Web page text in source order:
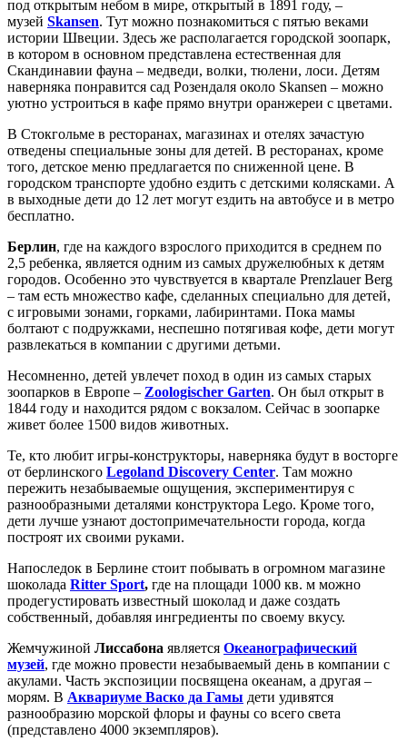
под открытым небом в мире, открытый в 1891 году, –
музей Skansen. Тут можно познакомиться с пятью веками
истории Швеции. Здесь же располагается городской зоопарк,
в котором в основном представлена естественная для
Скандинавии фауна – медведи, волки, тюлени, лоси. Детям
наверняка понравится сад Розендаля около Skansen – можно
уютно устроиться в кафе прямо внутри оранжереи с цветами.
В Стокгольме в ресторанах, магазинах и отелях зачастую
отведены специальные зоны для детей. В ресторанах, кроме
того, детское меню предлагается по сниженной цене. В
городском транспорте удобно ездить с детскими колясками. А
в выходные дети до 12 лет могут ездить на автобусе и в метро
бесплатно.
Берлин, где на каждого взрослого приходится в среднем по
2,5 ребенка, является одним из самых дружелюбных к детям
городов. Особенно это чувствуется в квартале Prenzlauer Berg
– там есть множество кафе, сделанных специально для детей,
с игровыми зонами, горками, лабиринтами. Пока мамы
болтают с подружками, неспешно потягивая кофе, дети могут
развлекаться в компании с другими детьми.
Несомненно, детей увлечет поход в один из самых старых
зоопарков в Европе – Zoologischer Garten. Он был открыт в
1844 году и находится рядом с вокзалом. Сейчас в зоопарке
живет более 1500 видов животных.
Те, кто любит игры-конструкторы, наверняка будут в восторге
от берлинского Legoland Discovery Center. Там можно
пережить незабываемые ощущения, экспериментируя с
разнообразными деталями конструктора Lego. Кроме того,
дети лучше узнают достопримечательности города, когда
построят их своими руками.
Напоследок в Берлине стоит побывать в огромном магазине
шоколада Ritter Sport, где на площади 1000 кв. м можно
продегустировать известный шоколад и даже создать
собственный, добавляя ингредиенты по своему вкусу.
Жемчужиной Лиссабона является Океанографический
музей, где можно провести незабываемый день в компании с
акулами. Часть экспозиции посвящена океанам, а другая –
морям. В Аквариуме Васко да Гамы дети удивятся
разнообразию морской флоры и фауны со всего света
(представлено 4000 экземпляров).